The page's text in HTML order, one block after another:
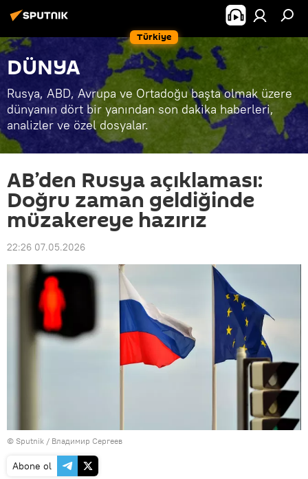
Türkiye
DÜNYA
Rusya, ABD, Avrupa ve Ortadoğu başta olmak üzere
dünyanın dört bir yanından son dakika haberleri,
analizler ve özel dosyalar.
AB’den Rusya açıklaması:
Doğru zaman geldiğinde
müzakereye hazırız
22:26 07.05.2026
© Sputnik / Владимир Сергеев
Abone ol